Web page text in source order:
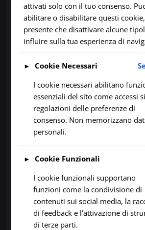
Cronoprogramma
Domenica Sera (18 Gennaio): Primi
Il tempo sulla Sardegna inizierà a
rapidamente dalla serata di
Vento:La ventilazione
sensibilmente su tutto il
Sardegna.
Piogge:
Le prime precipitazioni
particolareGallura, Baronia e
intensificandosi nel corso della
Lunedì 19 Gennaio: La Fase Acuta
attivati solo con il tuo consenso.
abilitare o disabilitare questi
presente che disattivare alcune
influire sulla tua esperienza di
► Cookie Necessari
I cookie necessari abilitano
essenziali del sito come accessi
regolazioni delle preferenze di
consenso. Non memorizzano
personali.
►
Cookie Funzionali
I cookie funzionali supportano
funzioni come la condivisione di
contenuti sui social media, la
di feedback e l’attivazione di
di terze parti.